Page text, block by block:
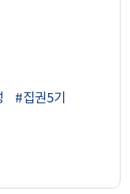
#집권5기
서관으로